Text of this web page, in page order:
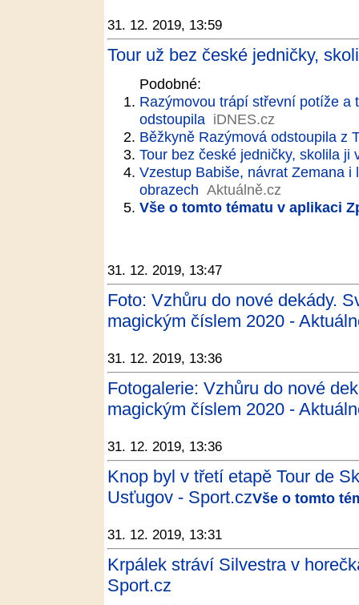
31. 12. 2019, 13:59
Tour už bez české jedničky,
Podobné:
Razýmovou trápí střevní potíže a
odstoupila iDNES.cz
Běžkyně Razýmová odstoupila z
Tour bez české jedničky, skolila ji
Vzestup Babiše, návrat Zemana
obrazech Aktuálně.cz
Vše o tomto tématu v aplikaci
31. 12. 2019, 13:47
Foto: Vzhůru do nové dekády.
magickým číslem 2020 -
31. 12. 2019, 13:36
Fotogalerie: Vzhůru do nové
magickým číslem 2020 -
31. 12. 2019, 13:36
Knop byl v třetí etapě Tour de
Usťugov - Sport.czVše o tomto
31. 12. 2019, 13:31
Krpálek stráví Silvestra v
Sport.cz